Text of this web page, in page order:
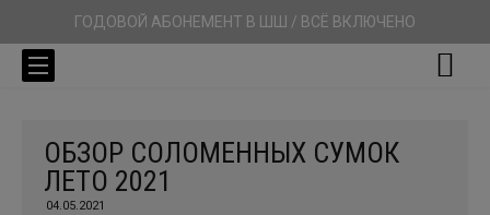
ГОДОВОЙ АБОНЕМЕНТ В ШШ / ВСЁ ВКЛЮЧЕНО
ОБЗОР СОЛОМЕННЫХ СУМОК
ЛЕТО 2021
04.05.2021